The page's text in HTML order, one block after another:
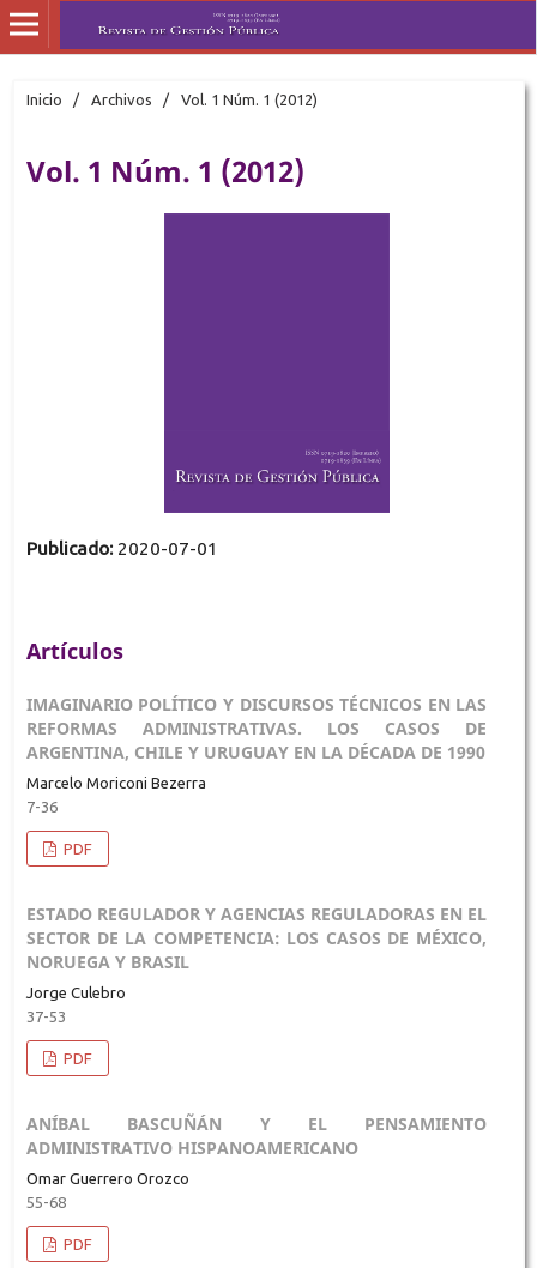
Inicio / Archivos / Vol. 1 Núm. 1 (2012)
Vol. 1 Núm. 1 (2012)
Publicado: 2020-07-01
Artículos
IMAGINARIO POLÍTICO Y DISCURSOS TÉCNICOS EN LAS
REFORMAS ADMINISTRATIVAS. LOS CASOS DE
ARGENTINA, CHILE Y URUGUAY EN LA DÉCADA DE 1990
Marcelo Moriconi Bezerra
7-36
PDF
ESTADO REGULADOR Y AGENCIAS REGULADORAS EN EL
SECTOR DE LA COMPETENCIA: LOS CASOS DE MÉXICO,
NORUEGA Y BRASIL
Jorge Culebro
37-53
PDF
ANÍBAL BASCUÑÁN Y EL PENSAMIENTO
ADMINISTRATIVO HISPANOAMERICANO
Omar Guerrero Orozco
55-68
PDF